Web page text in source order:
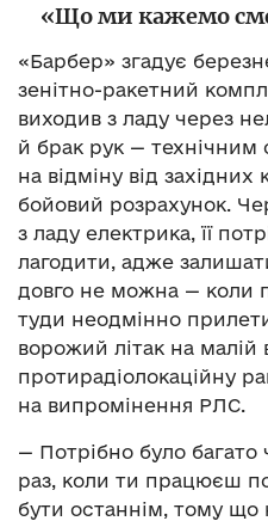
«Що ми кажемо
«Барбер» згадує
зенітно-ракетний
виходив з ладу через
й брак рук — технічним
на відміну від
бойовий розрахунок.
з ладу електрика, її
лагодити, адже
довго не можна — коли
туди неодмінно
ворожий літак на малій
протирадіолокаційну
на випромінення РЛС.
— Потрібно було багато
раз, коли ти працюєш
бути останнім, тому